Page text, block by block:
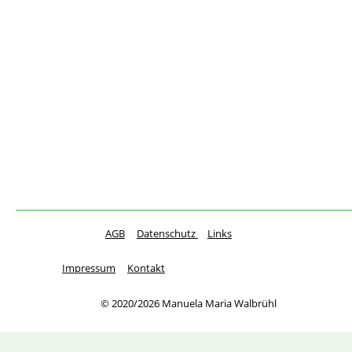
© 2020/2026 Manuela Maria Walbrühl
AGB Datenschutz Links
Impressum Kontakt